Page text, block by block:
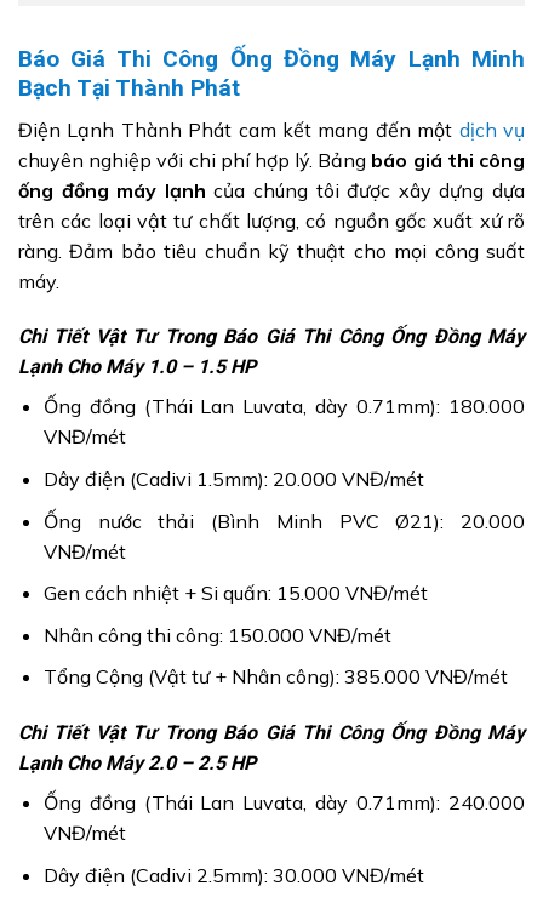
Báo Giá Thi Công Ống Đồng Máy Lạnh Minh
Bạch Tại Thành Phát
Điện Lạnh Thành Phát cam kết mang đến một dịch vụ
chuyên nghiệp với chi phí hợp lý. Bảng báo giá thi công
ống đồng máy lạnh của chúng tôi được xây dựng dựa
trên các loại vật tư chất lượng, có nguồn gốc xuất xứ rõ
ràng. Đảm bảo tiêu chuẩn kỹ thuật cho mọi công suất
máy.
Chi Tiết Vật Tư Trong Báo Giá Thi Công Ống Đồng Máy
Lạnh Cho Máy 1.0 – 1.5 HP
Ống đồng (Thái Lan Luvata, dày 0.71mm): 180.000
VNĐ/mét
Dây điện (Cadivi 1.5mm): 20.000 VNĐ/mét
Ống nước thải (Bình Minh PVC Ø21): 20.000
VNĐ/mét
Gen cách nhiệt + Si quấn: 15.000 VNĐ/mét
Nhân công thi công: 150.000 VNĐ/mét
Tổng Cộng (Vật tư + Nhân công): 385.000 VNĐ/mét
Chi Tiết Vật Tư Trong Báo Giá Thi Công Ống Đồng Máy
Lạnh Cho Máy 2.0 – 2.5 HP
Ống đồng (Thái Lan Luvata, dày 0.71mm): 240.000
VNĐ/mét
Dây điện (Cadivi 2.5mm): 30.000 VNĐ/mét